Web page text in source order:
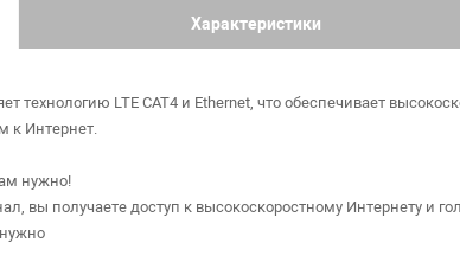
Характеристики
технологию LTE CAT4 и Ethernet, что обеспечивает
к Интернет.
нужно!
вы получаете доступ к высокоскоростному Интернету и